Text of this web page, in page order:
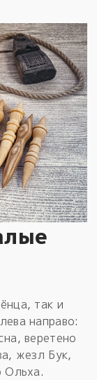
так и
направо:
веретено
жезл Бук,
Ольха.